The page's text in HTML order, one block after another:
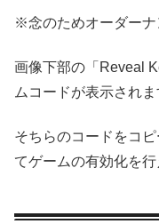
※念のためオーダーナ
画像下部の「Reveal
ムコードが表示されま
そちらのコードをコ
てゲームの有効化を行